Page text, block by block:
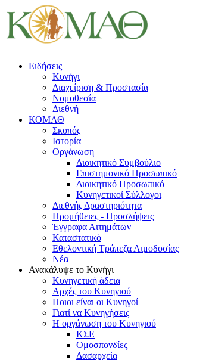
Ειδήσεις
Κυνήγι
Διαχείριση & Προστασία
Νομοθεσία
Διεθνή
ΚΟΜΑΘ
Σκοπός
Ιστορία
Οργάνωση
Διοικητικό Συμβούλιο
Επιστημονικό Προσωπικό
Διοικητικό Προσωπικό
Κυνηγετικοί Σύλλογοι
Διεθνής Δραστηριότητα
Προμήθειες - Προσλήψεις
Έγγραφα Αιτημάτων
Καταστατικό
Εθελοντική Τράπεζα Αιμοδοσίας
Νέα
Ανακάλυψε το Κυνήγι
Κυνηγετική άδεια
Αρχές του Κυνηγιού
Ποιοι είναι οι Κυνηγοί
Γιατί να Κυνηγήσεις
Η οργάνωση του Κυνηγιού
ΚΣΕ
Ομοσπονδίες
Δασαρχεία